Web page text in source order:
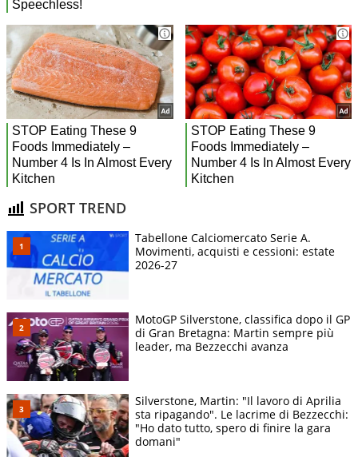
SPORT TREND
Tabellone Calciomercato Serie A.
Movimenti, acquisti e cessioni: estate
2026-27
MotoGP Silverstone, classifica dopo il GP
di Gran Bretagna: Martin sempre più
leader, ma Bezzecchi avanza
Silverstone, Martin: "Il lavoro di Aprilia
sta ripagando". Le lacrime di Bezzecchi:
"Ho dato tutto, spero di finire la gara
domani"